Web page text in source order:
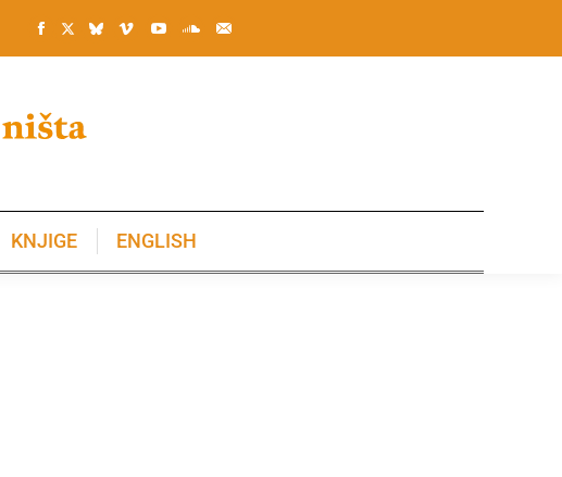
KNJIGE ENGLISH
KNJIGE ENGLISH